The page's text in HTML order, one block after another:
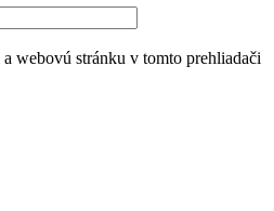
webovú stránku v tomto prehliadači